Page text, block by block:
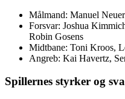
Målmand: Manuel Neuer
Forsvar: Joshua
Robin Gosens
Midtbane: Toni Kroos,
Angreb: Kai Havertz,
Spillernes styrker og